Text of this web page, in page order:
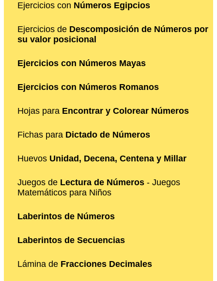
Ejercicios con Números Egipcios
Ejercicios de Descomposición de Números por
su valor posicional
Ejercicios con Números Mayas
Ejercicios con Números Romanos
Hojas para Encontrar y Colorear Números
Fichas para Dictado de Números
Huevos Unidad, Decena, Centena y Millar
Juegos de Lectura de Números - Juegos
Matemáticos para Niños
Laberintos de Números
Laberintos de Secuencias
Lámina de Fracciones Decimales